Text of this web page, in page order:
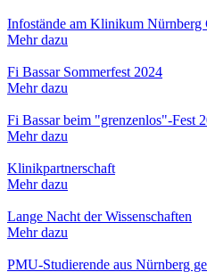
Infostände am Klinikum Nürnberg
Mehr dazu
Fi Bassar Sommerfest 2024
Mehr dazu
Fi Bassar beim "grenzenlos"-Fest
Mehr dazu
Klinikpartnerschaft
Mehr dazu
Lange Nacht der Wissenschaften
Mehr dazu
PMU-Studierende aus Nürnberg